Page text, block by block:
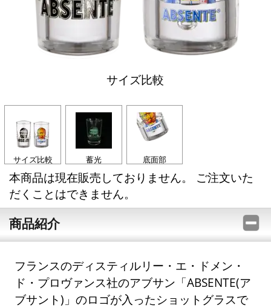
サイズ比較
サイズ比較 蓄光 底面部
本商品は現在販売しておりません。 ご注文いた
だくことはできません。
商品紹介
フランスのディスティルリー・エ・ドメン・
ド・プロヴァンス社のアブサン「ABSENTE(ア
ブサント)」のロゴが入ったショットグラスで